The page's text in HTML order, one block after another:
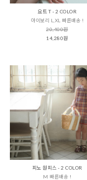
요트 T - 2 COLOR
아이보리 L,XL 빠른배송 !
20,400원
14,280원
피노 원피스 - 2 COLOR
M 빠른배송 !